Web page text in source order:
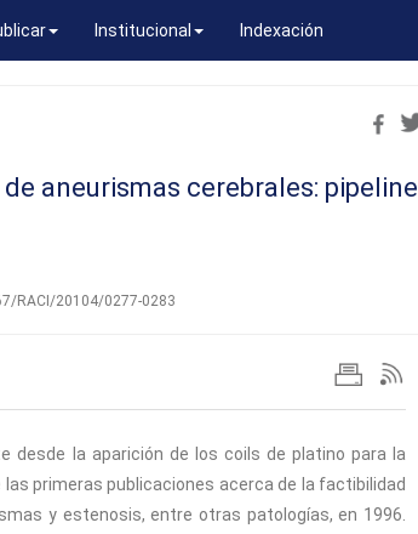
Institucional Indexación
aneurismas cerebrales: pipeline
RACI/20104/0277-0283
desde la aparición de los coils de platino para la
primeras publicaciones acerca de la factibilidad
y estenosis, entre otras patologías, en 1996.